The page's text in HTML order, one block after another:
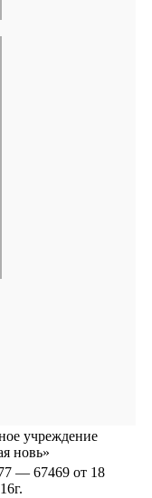
учреждение
новь»
— 67469 от 18